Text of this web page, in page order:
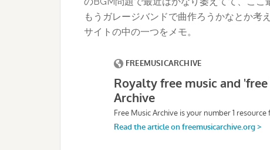
もうガレージバンドで曲作ろうかなとか考
サイトの中の一つをメモ。